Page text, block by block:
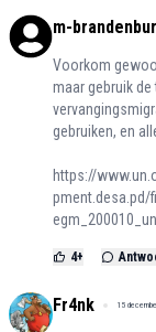
m-
Voorkom
maar gebruik
gebruiken, en
https://
pment.desa.pd/
4+
Fr4nk 15